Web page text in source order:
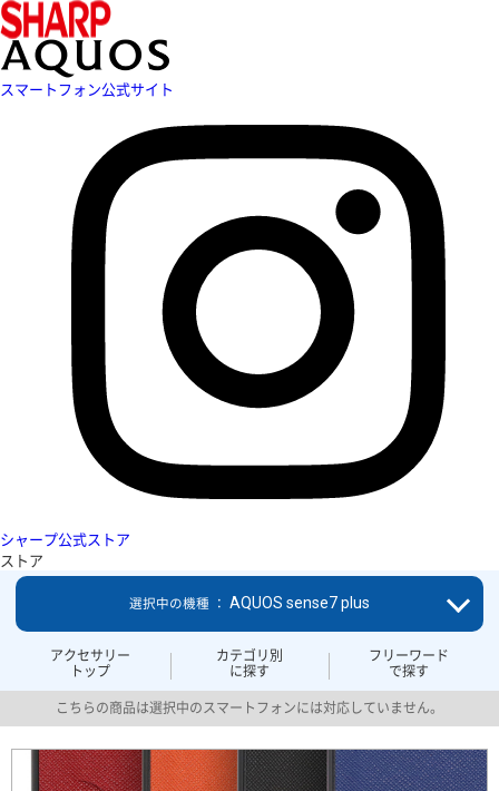
スマートフォン公式サイト
シャープ公式ストア
ストア
アクセサリー
トップ
カテゴリ別
に探す
フリーワード
で探す
選択中の機種 ： AQUOS sense7 plus
こちらの商品は選択中のスマートフォンには対応していません。